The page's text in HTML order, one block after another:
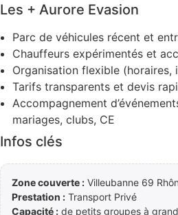
Les + Aurore Evasion
Parc de véhicules récent et
Chauffeurs expérimentés et
Organisation flexible (horaires,
Tarifs transparents et devis
Accompagnement
mariages, clubs, CE
Infos clés
Zone couverte : Villeubanne 69
Prestation : Transport Privé
Capacité : de petits groupes à